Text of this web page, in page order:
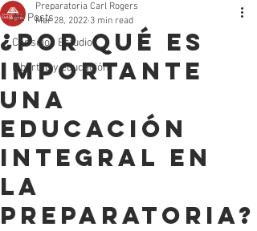
All Posts
Consejos Estudio
Libertad y educación
¿Por qué es
importante
una
educación
integral en
la
Preparatoria?
Preparatoria Carl Rogers
Mar 28, 2022 3 min read